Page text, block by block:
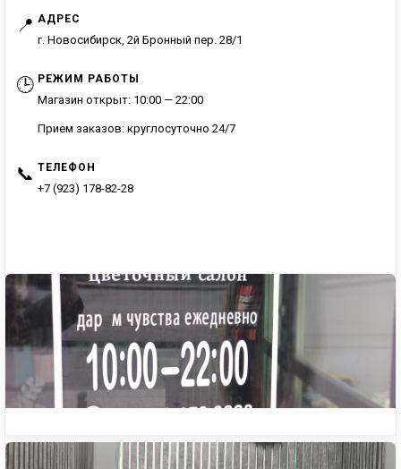
📍 АДРЕС
г. Новосибирск, 2й Бронный пер. 28/1
🕒 РЕЖИМ РАБОТЫ
Магазин открыт: 10:00 — 22:00
Прием заказов: круглосуточно 24/7
📞 ТЕЛЕФОН
+7 (923) 178-82-28